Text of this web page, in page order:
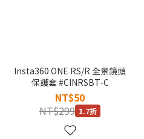
Insta360 ONE RS/R 全景鏡頭
保護套 #CINRSBT-C
NT$50
NT$299 1.7折